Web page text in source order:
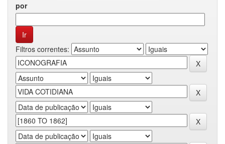
por
Filtros correntes: